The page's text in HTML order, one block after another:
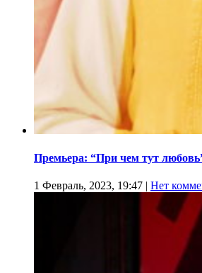
Премьера: “При чем тут
1 Февраль, 2023, 19:47 | Нет